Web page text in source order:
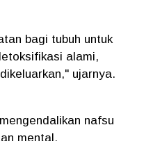
bagi tubuh untuk
alami,
ujarnya.
nafsu
mental.